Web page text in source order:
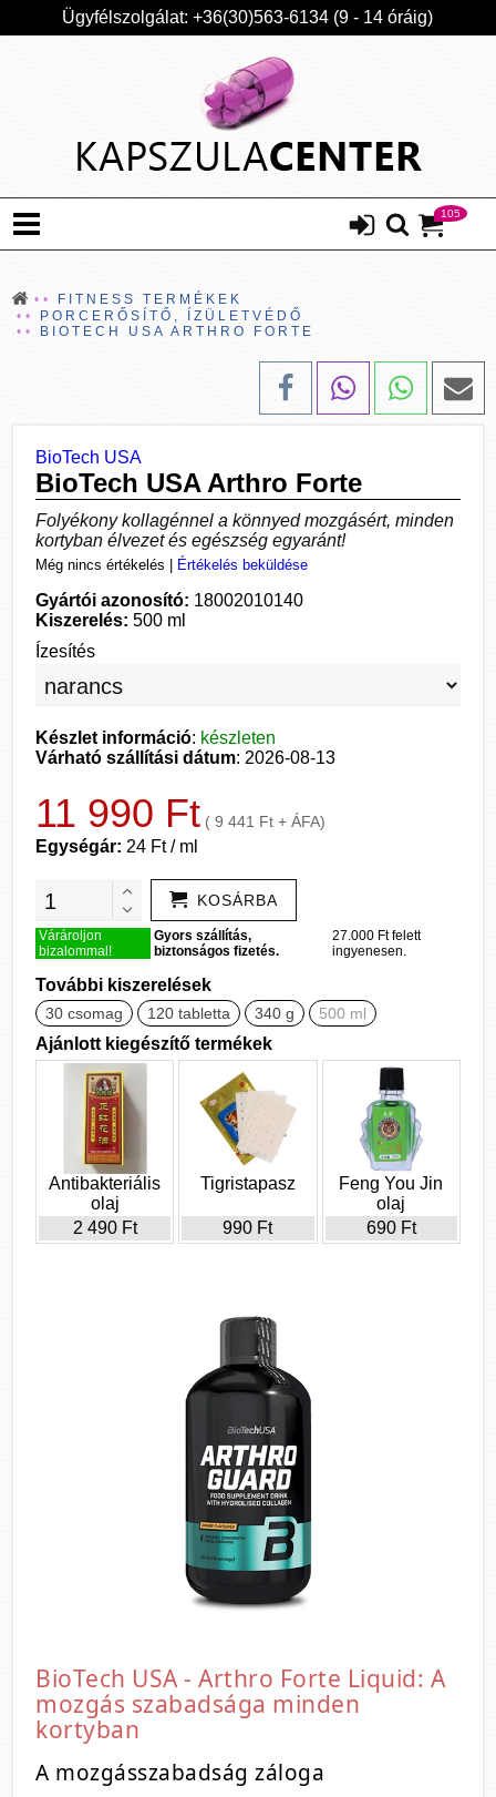
Ügyfélszolgálat: +36(30)563-6134 (9 - 14 óráig)
105
FITNESS TERMÉKEK
PORCERŐSÍTŐ, ÍZÜLETVÉDŐ
BIOTECH USA ARTHRO FORTE
BioTech USA
BioTech USA Arthro Forte
Folyékony kollagénnel a könnyed mozgásért, minden
kortyban élvezet és egészség egyaránt!
Még nincs értékelés Értékelés beküldése
Gyártói azonosító: 18002010140
Kiszerelés: 500 ml
Ízesítés
Készlet információ: készleten
Várható szállítási dátum: 2026-08-13
11 990 Ft ( 9 441 Ft + ÁFA)
Egységár: 24 Ft / ml
KOSÁRBA
Várároljon
bizalommal!
Gyors szállítás,
biztonságos fizetés.
27.000 Ft felett
ingyenesen.
További kiszerelések
30 csomag 120 tabletta 340 g 500 ml
Ajánlott kiegészítő termékek
Antibakteriális
olaj
2 490 Ft
Tigristapasz
990 Ft
Feng You Jin
olaj
690 Ft
BioTech USA - Arthro Forte Liquid: A
mozgás szabadsága minden
kortyban
A mozgásszabadság záloga